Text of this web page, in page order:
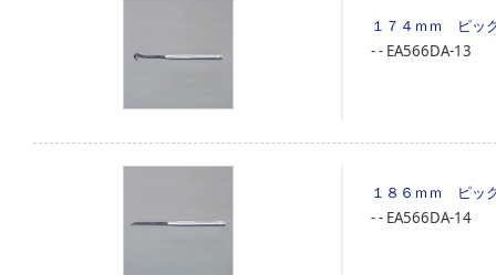
１７４ｍｍ ピッ
‐‐ EA566DA-13
１８６ｍｍ ピッ
‐‐ EA566DA-14